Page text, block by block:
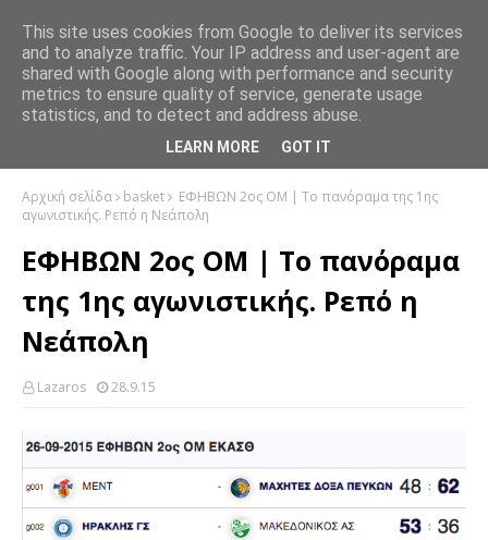
Αρχική σελίδα basket
ΕΦΗΒΩΝ 2ος ΟΜ | Το πανόραμα της 1ης
αγωνιστικής. Ρεπό η Νεάπολη
ΕΦΗΒΩΝ 2ος ΟΜ | Το πανόραμα
της 1ης αγωνιστικής. Ρεπό η
Νεάπολη
Lazaros 28.9.15
This site uses cookies from Google to deliver its services
and to analyze traffic. Your IP address and user-agent are
shared with Google along with performance and security
metrics to ensure quality of service, generate usage
statistics, and to detect and address abuse.
LEARN MORE GOT IT